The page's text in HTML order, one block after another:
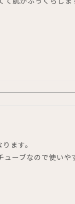
ます。
ーブなので使いや